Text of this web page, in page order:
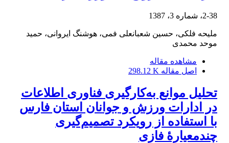
2-38، شماره 3، 1387
ملیحه فلکی، حسین شعبانعلی فمی، هوشنگ ایروانی، حمید
موحد محمدی
مشاهده مقاله
اصل مقاله 298.12 K
تحلیل موانع به‌کارگیری فناوری اطلاعات
در ادارات ورزش و جوانان استان فارس
با استفاده از رویکرد تصمیم‌گیری
چندمعیارۀ فازی